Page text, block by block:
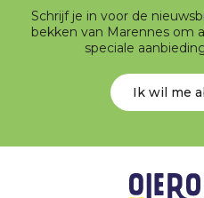
Schrijf je in voor de
bekken van Marennes om
speciale
Ik wil me